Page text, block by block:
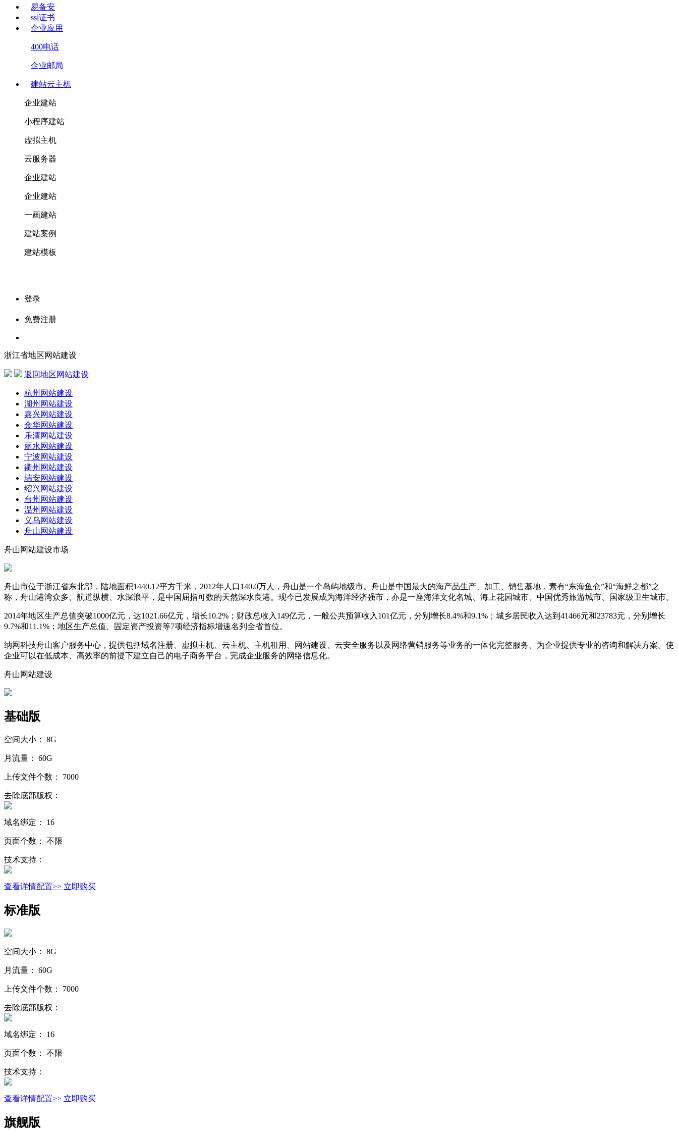
易备安
ssl证书
企业应用
400电话
企业邮局
建站云主机
企业建站
小程序建站
虚拟主机
云服务器
企业建站
企业建站
一画建站
建站案例
建站模板
登录
免费注册
浙江省地区网站建设
返回地区网站建设
杭州网站建设
湖州网站建设
嘉兴网站建设
金华网站建设
乐清网站建设
丽水网站建设
宁波网站建设
衢州网站建设
瑞安网站建设
绍兴网站建设
台州网站建设
温州网站建设
义乌网站建设
舟山网站建设
舟山网站建设市场
舟山市位于浙江省东北部，陆地面积1440.12平方千米，2012年人口140.0万人，舟山是一个岛屿地级市。舟山是中国最大的海产品生产、加工、销售基地，素有“东海鱼仓”和“海鲜之都”之
称，舟山港湾众多、航道纵横、水深浪平，是中国屈指可数的天然深水良港。现今已发展成为海洋经济强市，亦是一座海洋文化名城、海上花园城市、中国优秀旅游城市、国家级卫生城市。
2014年地区生产总值突破1000亿元，达1021.66亿元，增长10.2%；财政总收入149亿元，一般公共预算收入101亿元，分别增长8.4%和9.1%；城乡居民收入达到41466元和23783元，分别增长
9.7%和11.1%；地区生产总值、固定资产投资等7项经济指标增速名列全省首位。
纳网科技舟山客户服务中心，提供包括域名注册、虚拟主机、云主机、主机租用、网站建设、云安全服务以及网络营销服务等业务的一体化完整服务。为企业提供专业的咨询和解决方案。使
企业可以在低成本、高效率的前提下建立自己的电子商务平台，完成企业服务的网络信息化。
舟山网站建设
基础版
空间大小： 8G
月流量： 60G
上传文件个数： 7000
去除底部版权：
域名绑定： 16
页面个数： 不限
技术支持：
查看详情配置>> 立即购买
标准版
空间大小： 8G
月流量： 60G
上传文件个数： 7000
去除底部版权：
域名绑定： 16
页面个数： 不限
技术支持：
查看详情配置>> 立即购买
旗舰版